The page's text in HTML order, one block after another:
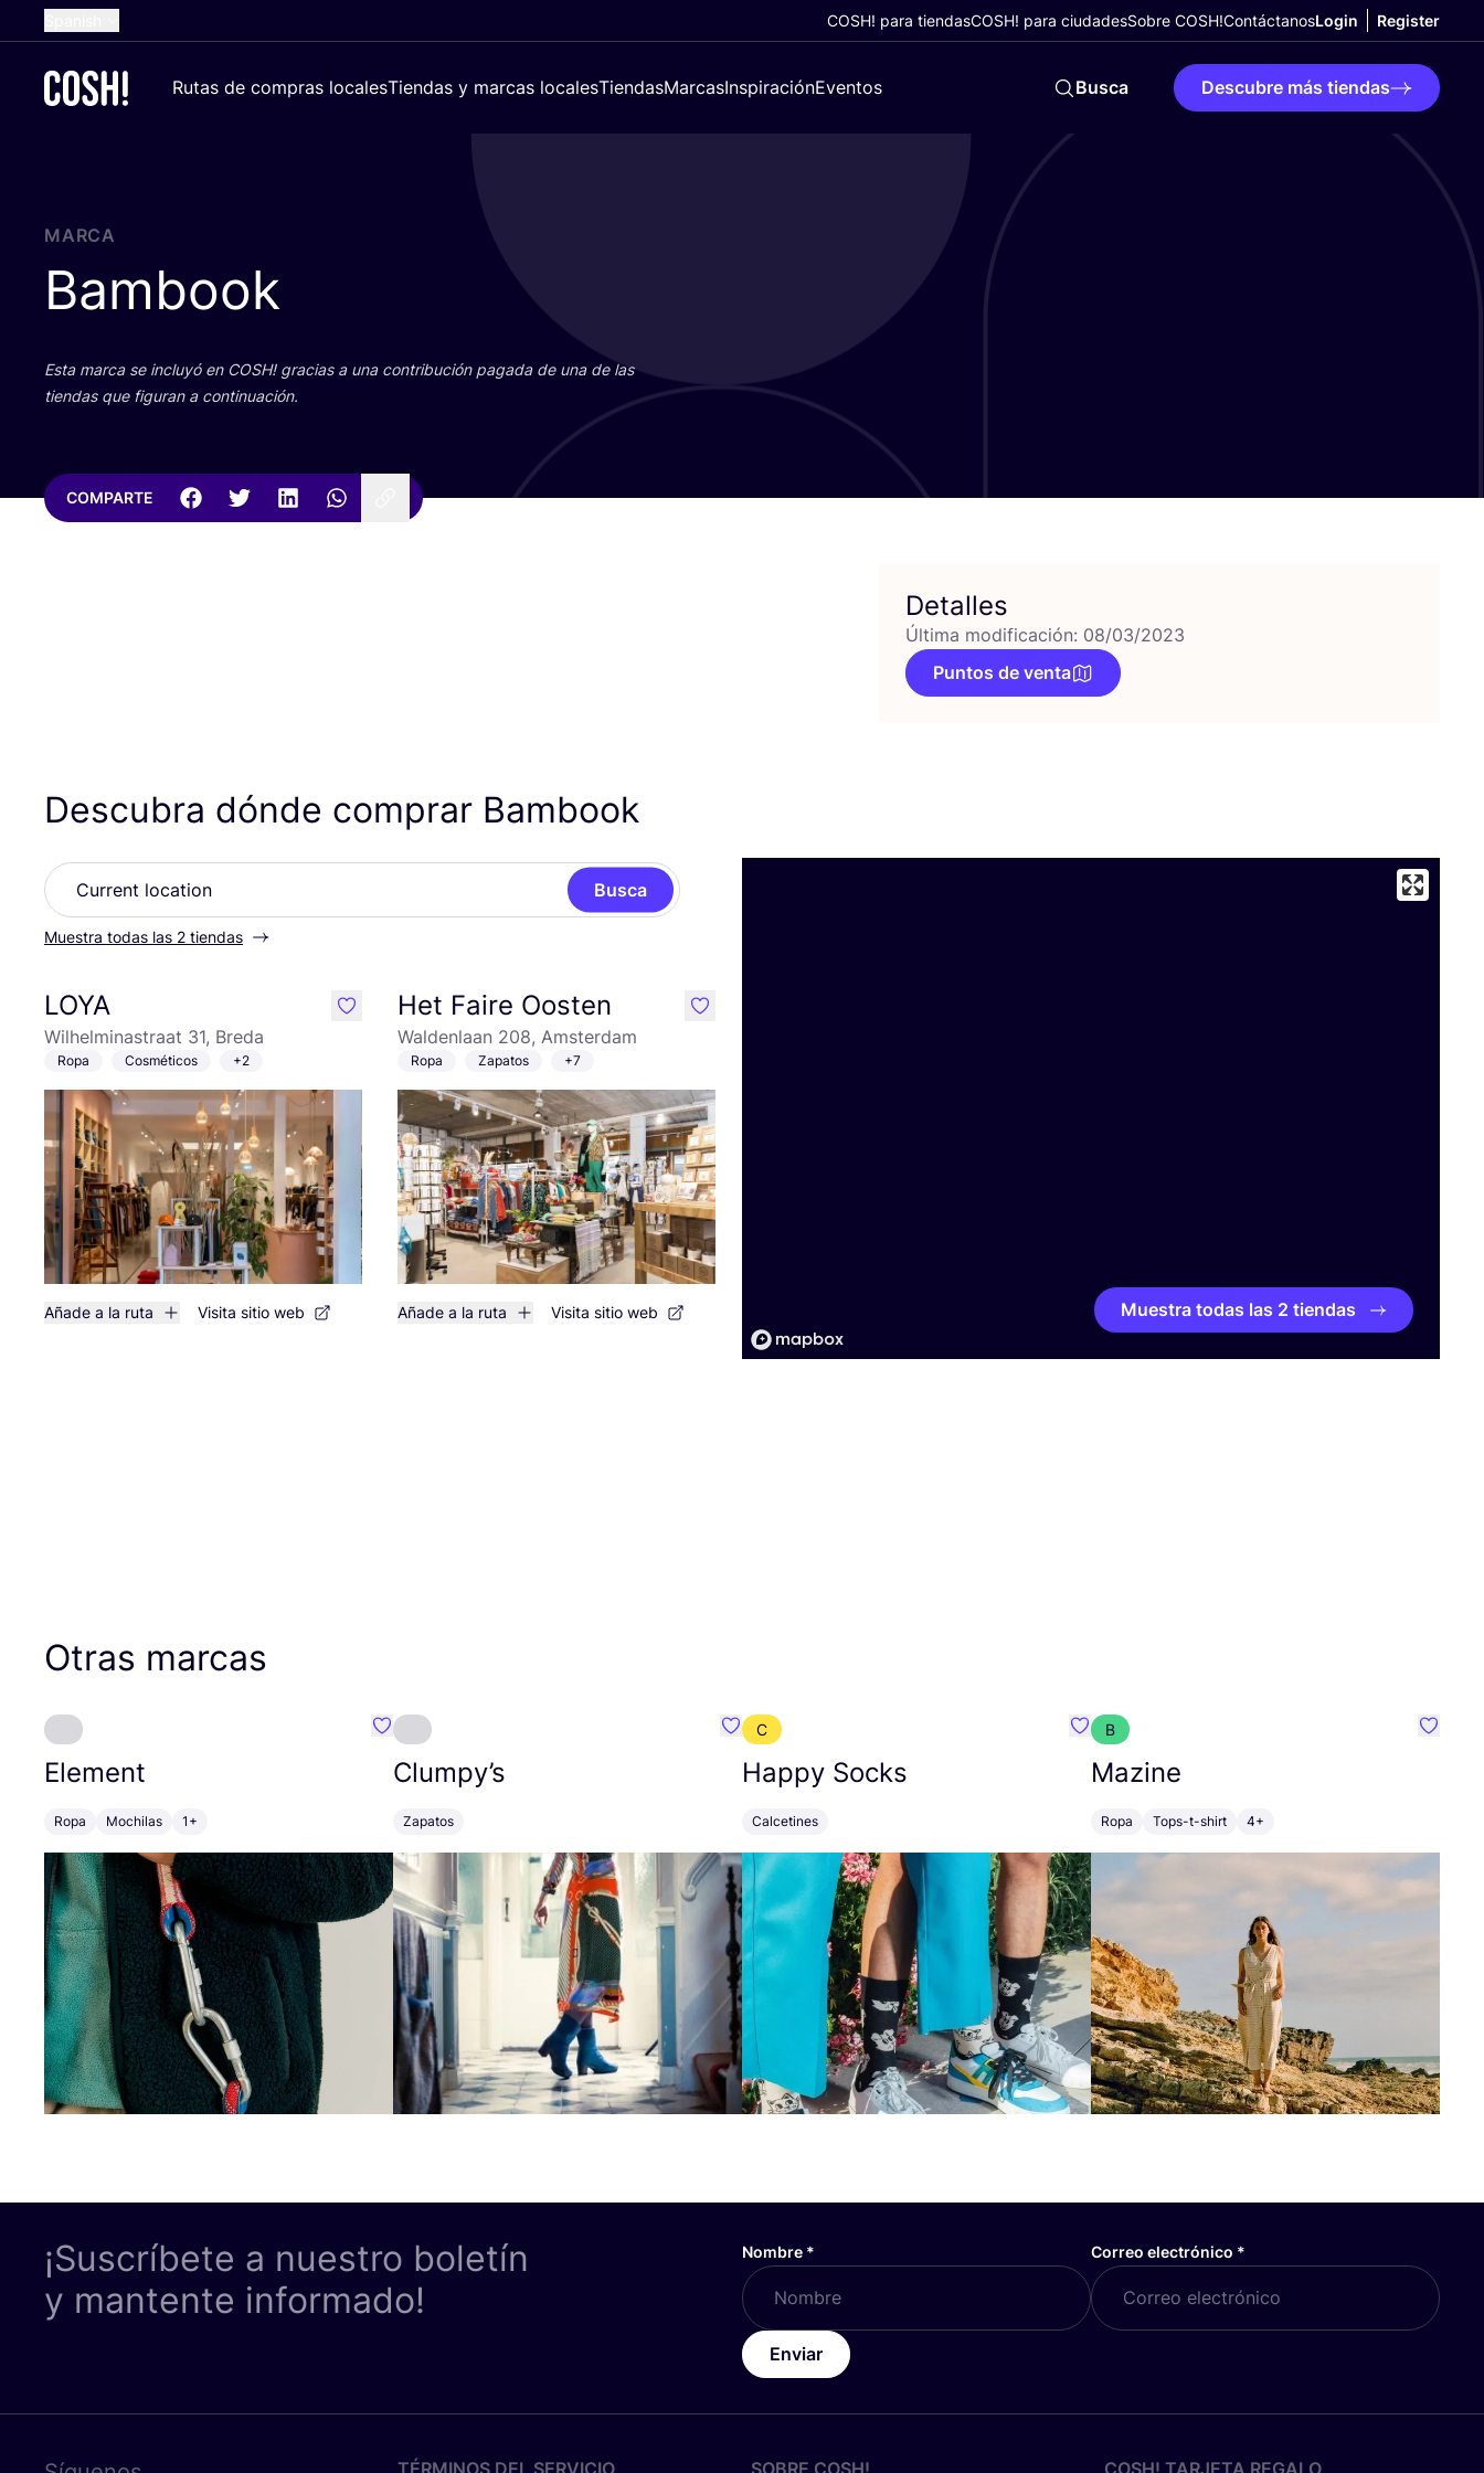
Dutch
Croatian
COSH! para tiendasCOSH! para ciudadesSobre COSH!ContáctanosLogin Register
Rutas de compras localesTiendas y marcas localesTiendasMarcasInspiraciónEventos Busca Descubre más tiendas
MARCA
Bambook
Esta mar­ca se inclu­yó en COSH! gra­cias a una con­tri­bu­ción paga­da de una de las
tien­das que figu­ran a continuación.
COMPARTE
Detalles
Última modificación: 08/03/2023
Puntos de venta
Descubra dónde comprar Bambook
Busca
Muestra todas las 2 tiendas
LOYA
Wilhelminastraat 31, Breda
Ropa Cosméticos +2
Añade a la ruta Visita sitio web
like Het Faire Oosten
Waldenlaan 208, Amsterdam
Ropa Zapatos +7
Añade a la ruta Visita sitio web
like
Muestra todas las 2 tiendas
Otras marcas
Element
Ropa Mochilas 1+
Favoritos {nombre}
Clumpy’s
Zapatos
Favoritos {nombre}
C
Happy Socks
Calcetines
Favoritos {nombre}
B
Mazine
Ropa Tops-t-shirt 4+
¡Suscríbete a nuestro boletín
y mantente informado!
Nombre * Correo electrónico *
Enviar
TÉRMINOS DEL SERVICIO SOBRE COSH! COSH! TARJETA REGALO